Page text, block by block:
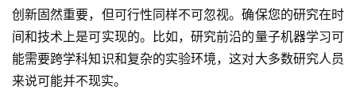
创新固然重要，但可行性同样不可忽视。确保您的研究在时
间和技术上是可实现的。比如，研究前沿的量子机器学习可
能需要跨学科知识和复杂的实验环境，这对大多数研究人员
来说可能并不现实。